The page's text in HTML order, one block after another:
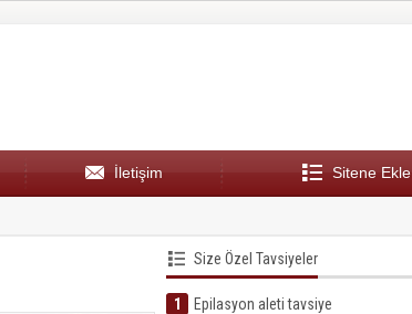
İletişim Sitene Ekle
Size Özel Tavsiyeler
1 Epilasyon aleti tavsiye